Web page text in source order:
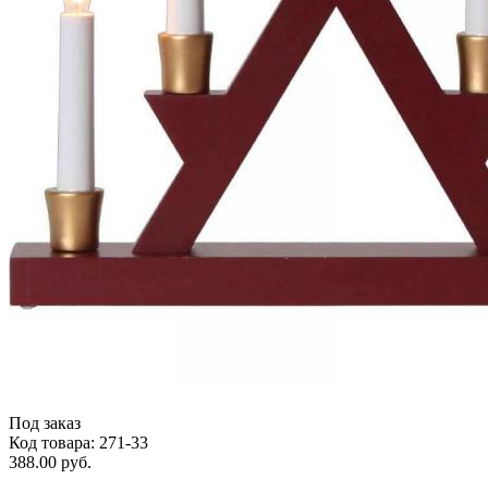
Под заказ
Код товара: 271-33
388.00 руб.